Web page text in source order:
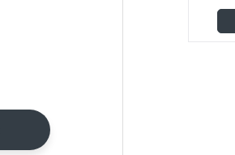
食
機
関
中